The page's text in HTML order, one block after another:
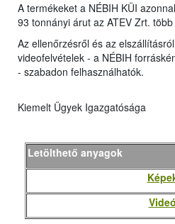
A termékeket a NÉBIH KÜI
93 tonnányi árut az ATEV Zrt.
Az ellenőrzésről és az
videofelvételek - a NÉBIH
- szabadon felhasználhatók.
Kiemelt Ügyek Igazgatósága
Letölthető anyagok
Videó